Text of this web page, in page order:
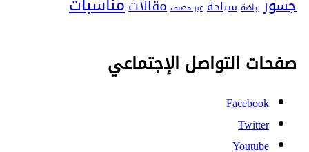
رياضة سياحة غير مصنف مقالات
صفحات التواصل الإجتماعي
Facebook
Twitter
Youtube